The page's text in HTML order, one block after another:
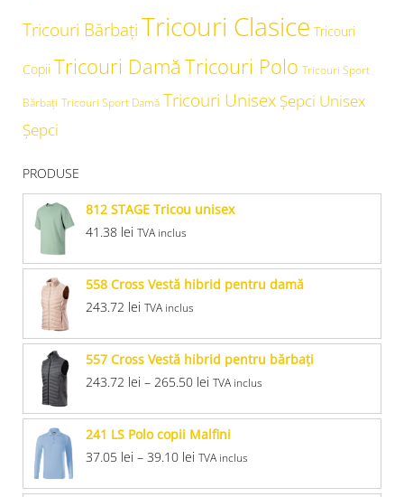
Tricouri BărbațiTricouri Clasice Tricouri
Copii Tricouri Damă Tricouri Polo Tricouri Sport
Bărbați Tricouri Sport Damă Tricouri Unisex Şepci Unisex
Șepci
PRODUSE
812 STAGE Tricou unisex
41.38 lei TVA inclus
558 Cross Vestă hibrid pentru damă
243.72 lei TVA inclus
557 Cross Vestă hibrid pentru bărbaţi
243.72 lei – 265.50 lei TVA inclus
241 LS Polo copii Malfini
37.05 lei – 39.10 lei TVA inclus